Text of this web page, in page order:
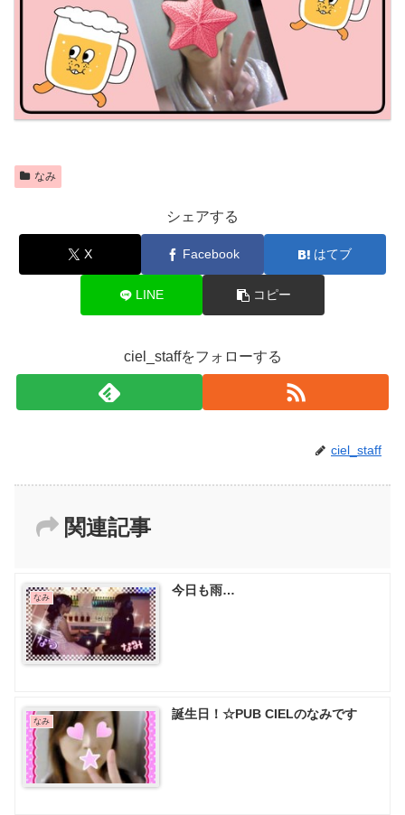
なみ
シェアする
X Facebook はてブ
LINE コピー
ciel_staffをフォローする
ciel_staff
関連記事
なみ 今日も雨…
なみ 誕生日！☆PUB CIELのなみです